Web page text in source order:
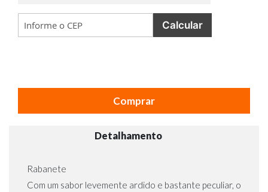
Calcular
Comprar
Detalhamento
Rabanete
Com um sabor levemente ardido e bastante peculiar, o